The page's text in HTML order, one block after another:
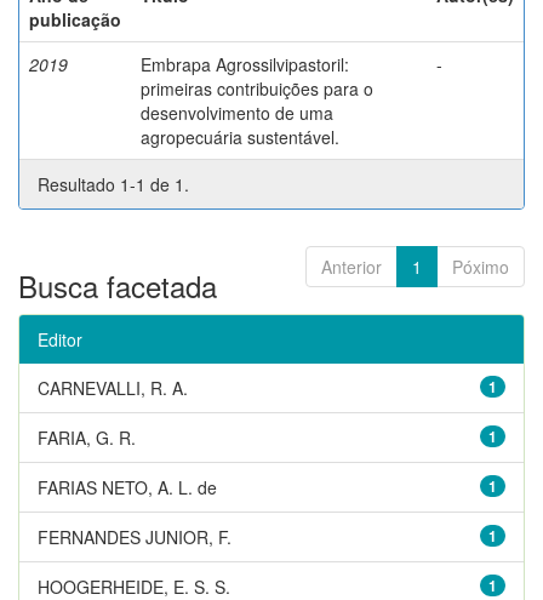
publicação
2019
Embrapa Agrossilvipastoril:
primeiras contribuições para o
desenvolvimento de uma
agropecuária sustentável.
-
Resultado 1-1 de 1.
Anterior 1 Póximo
Busca facetada
Editor
1
CARNEVALLI, R. A.
1
FARIA, G. R.
1
FARIAS NETO, A. L. de
1
FERNANDES JUNIOR, F.
1
HOOGERHEIDE, E. S. S.